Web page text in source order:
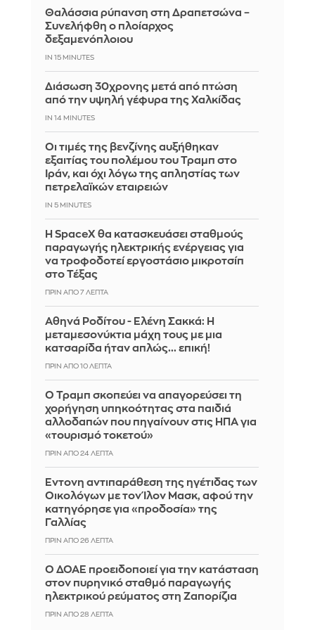
Θαλάσσια ρύπανση στη Δραπετσώνα –
Συνελήφθη ο πλοίαρχος
δεξαμενόπλοιου
IN 15 MINUTES
Διάσωση 30χρονης μετά από πτώση
από την υψηλή γέφυρα της Χαλκίδας
IN 14 MINUTES
Οι τιμές της βενζίνης αυξήθηκαν
εξαιτίας του πολέμου του Τραμπ στο
Ιράν, και όχι λόγω της απληστίας των
πετρελαϊκών εταιρειών
IN 5 MINUTES
Η SpaceX θα κατασκευάσει σταθμούς
παραγωγής ηλεκτρικής ενέργειας για
να τροφοδοτεί εργοστάσιο μικροτσίπ
στο Τέξας
ΠΡΙΝ ΑΠΌ 7 ΛΕΠΤΆ
Αθηνά Ροδίτου - Ελένη Σακκά: Η
μεταμεσονύκτια μάχη τους με μια
κατσαρίδα ήταν απλώς... επική!
ΠΡΙΝ ΑΠΌ 10 ΛΕΠΤΆ
Ο Τραμπ σκοπεύει να απαγορεύσει τη
χορήγηση υπηκοότητας στα παιδιά
αλλοδαπών που πηγαίνουν στις ΗΠΑ για
«τουρισμό τοκετού»
ΠΡΙΝ ΑΠΌ 24 ΛΕΠΤΆ
Έντονη αντιπαράθεση της ηγέτιδας των
Οικολόγων με τον Ίλον Μασκ, αφού την
κατηγόρησε για «προδοσία» της
Γαλλίας
ΠΡΙΝ ΑΠΌ 26 ΛΕΠΤΆ
Ο ΔΟΑΕ προειδοποιεί για την κατάσταση
στον πυρηνικό σταθμό παραγωγής
ηλεκτρικού ρεύματος στη Ζαπορίζια
ΠΡΙΝ ΑΠΌ 28 ΛΕΠΤΆ